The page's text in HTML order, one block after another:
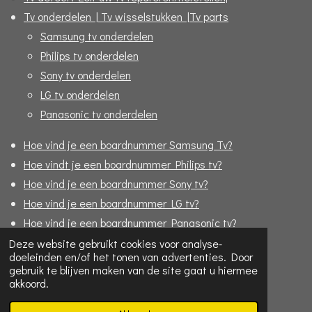
Deze website gebruikt cookies voor analyse-
doeleinden en/of het tonen van advertenties. Door
gebruik te blijven maken van de site gaat u hiermee
akkoord.
Tv onderdelen | Tv wisselstukken |Tv parts
Samsung tv onderdelen
Philips tv onderdelen
Sony tv onderdelen
LG tv onderdelen
Panasonic tv onderdelen
Hoe vind je een boardnummer Samsung Tv?
Hoe vindt je een boardnummer Philips tv?
Hoe vind je een boardnummer Sony tv?
Hoe vind je een boardnummer LG tv?
Hoe vind je een boardnummer Panasonic tv?
Sony Bravia geen standby ? | Foutcodes
Formulier "Bijbestellen"
© 2020 - 2026 Replace4u - De TV specialist online!